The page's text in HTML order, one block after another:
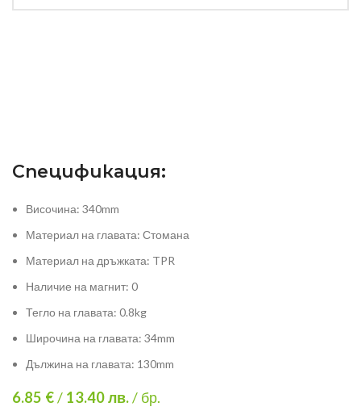
Спецификация:
Височина: 340mm
Материал на главата: Стомана
Материал на дръжката: TPR
Наличие на магнит: 0
Тегло на главата: 0.8kg
Широчина на главата: 34mm
Дължина на главата: 130mm
6.85 €/ 13.40лв./ бр.